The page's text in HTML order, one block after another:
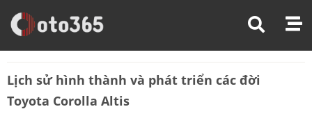
Trang Chủ
Kiến Thức Xe
Lịch sử hình thành và phát triển các đời
Toyota Corolla Altis